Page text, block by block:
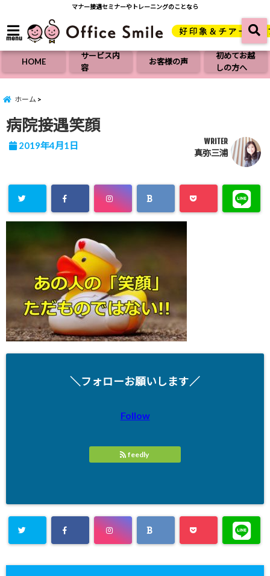
マナー接遇セミナーやトレーニングのことなら
menu
HOME
サービス内
容
お客様の声
初めてお越
しの方へ
ホーム
病院接遇笑顔
2019年4月1日 WRITER
真弥三浦
＼フォローお願いします／
Follow
feedly